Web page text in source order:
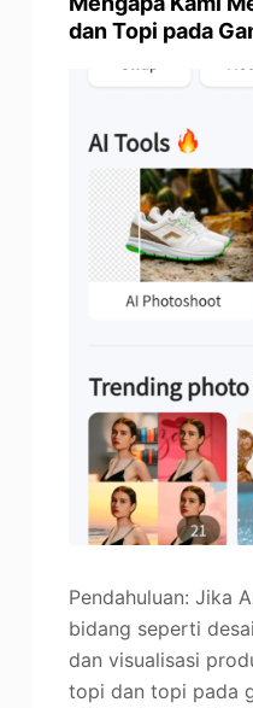
dan Topi pada
Pendahuluan: Jika
bidang seperti
dan visualisasi
topi dan topi pada